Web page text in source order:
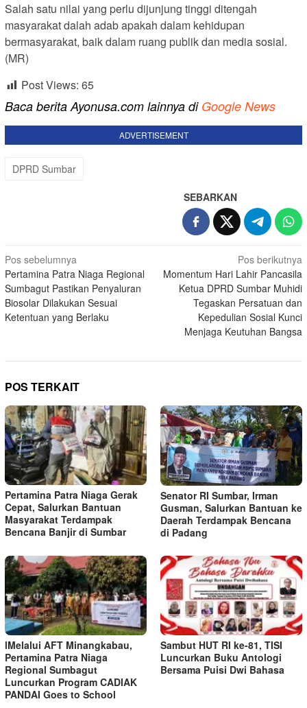
Salah satu nilai yang perlu dijunjung tinggi ditengah
masyarakat dalah adab apakah dalam kehidupan
bermasyarakat, baik dalam ruang publik dan media sosial.
(MR)
Post Views: 65
Baca berita Ayonusa.com lainnya di Google News
ADVERTISEMENT
DPRD Sumbar
SEBARKAN
Navigasi
pos
Pos sebelumnya
Pertamina Patra Niaga Regional
Sumbagut Pastikan Penyaluran
Biosolar Dilakukan Sesuai
Ketentuan yang Berlaku
Pos berikutnya
Momentum Hari Lahir Pancasila
Ketua DPRD Sumbar Muhidi
Tegaskan Persatuan dan
Kepedulian Sosial Kunci
Menjaga Keutuhan Bangsa
POS TERKAIT
Pertamina Patra Niaga Gerak
Cepat, Salurkan Bantuan
Masyarakat Terdampak
Bencana Banjir di Sumbar
Senator RI Sumbar, Irman
Gusman, Salurkan Bantuan ke
Daerah Terdampak Bencana
di Padang
lMelalui AFT Minangkabau,
Pertamina Patra Niaga
Regional Sumbagut
Luncurkan Program CADIAK
PANDAI Goes to School
Sambut HUT RI ke-81, TISI
Luncurkan Buku Antologi
Bersama Puisi Dwi Bahasa